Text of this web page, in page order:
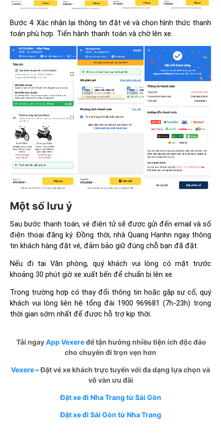
Bước 4: Xác nhận lại thông tin đặt vé và chọn hình thức thanh
toán phù hợp. Tiến hành thanh toán và chờ lên xe.
Một số lưu ý
Sau bước thanh toán, vé điện tử sẽ được gửi đến email và số
điện thoại đăng ký. Đồng thời, nhà Quang Hạnhn ngay thông
tin khách hàng đặt vé, đảm bảo giữ đúng chỗ bạn đã đặt.
Nếu đi tại Văn phòng, quý khách vui lòng có mặt trước
khoảng 30 phút giờ xe xuất bến để chuẩn bị lên xe.
Trong trường hợp có thay đổi thông tin hoặc gặp sự cố, quý
khách vui lòng liên hệ tổng đài 1900 969681 (7h-23h) trong
thời gian sớm nhất để được hỗ trợ kịp thời.
Tải ngayApp Vexeređể tận hưởng nhiều tiện ích độc đáo
cho chuyến đi trọn vẹn hơn
Vexere– Đặt vé xe khách trực tuyến với đa dạng lựa chọn và
vô vàn ưu đãi
Đặt xe đi Nha Trang từ Sài Gòn
Đặt xe đi Sài Gòn từ Nha Trang